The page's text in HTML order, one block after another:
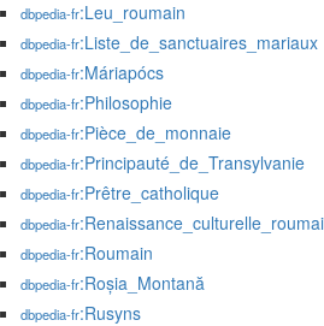
dbpedia-fr:Leu_roumain
dbpedia-fr:Liste_de_sanctuaires_mariaux
dbpedia-fr:Máriapócs
dbpedia-fr:Philosophie
dbpedia-fr:Pièce_de_monnaie
dbpedia-fr:Principauté_de_Transylvanie
dbpedia-fr:Prêtre_catholique
dbpedia-fr
dbpedia-fr:Roumain
dbpedia-fr:Roșia_Montană
dbpedia-fr:Rusyns